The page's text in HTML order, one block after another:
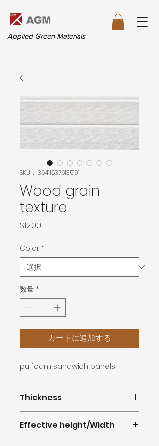
Applied Green Materials
SKU： 364115376135191
Wood grain
texture
$12.00
Color *
数量 *
カートに追加する
pu foam sandwich panels
Thickness
Effective height/Width